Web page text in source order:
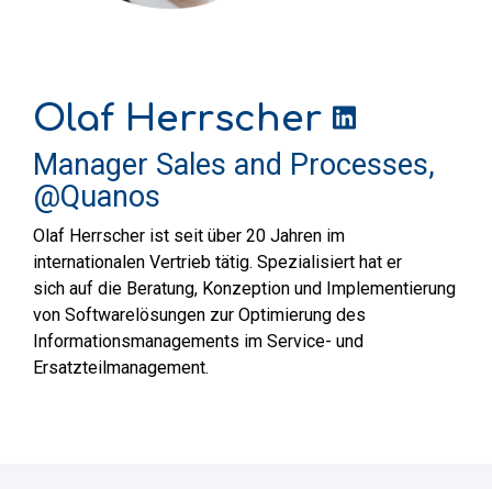
Olaf Herrscher
Manager Sales and Processes,
@Quanos
Olaf Herrscher ist seit über 20 Jahren im
internationalen Vertrieb tätig. Spezialisiert hat er
sich auf die Beratung, Konzeption und Implementierung
von Softwarelösungen zur Optimierung des
Informationsmanagements im Service- und
Ersatzteilmanagement.